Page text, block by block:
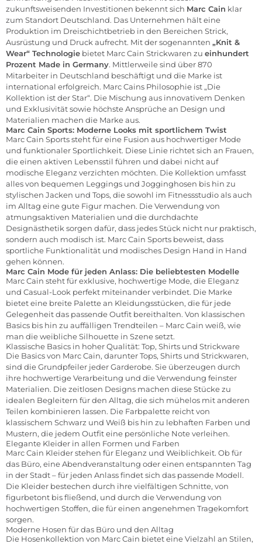
zukunftsweisenden Investitionen bekennt sich Marc Cain klar
zum Standort Deutschland. Das Unternehmen hält eine
Produktion im Dreischichtbetrieb in den Bereichen Strick,
Ausrüstung und Druck aufrecht. Mit der sogenannten „Knit &
Wear“ Technologie bietet Marc Cain Strickwaren zu einhundert
Prozent Made in Germany. Mittlerweile sind über 870
Mitarbeiter in Deutschland beschäftigt und die Marke ist
international erfolgreich. Marc Cains Philosophie ist „Die
Kollektion ist der Star“. Die Mischung aus innovativem Denken
und Exklusivität sowie höchste Ansprüche an Design und
Materialien machen die Marke aus.
Marc Cain Sports: Moderne Looks mit sportlichem Twist
Marc Cain Sports steht für eine Fusion aus hochwertiger Mode
und funktionaler Sportlichkeit. Diese Linie richtet sich an Frauen,
die einen aktiven Lebensstil führen und dabei nicht auf
modische Eleganz verzichten möchten. Die Kollektion umfasst
alles von bequemen Leggings und Jogginghosen bis hin zu
stylischen Jacken und Tops, die sowohl im Fitnessstudio als auch
im Alltag eine gute Figur machen. Die Verwendung von
atmungsaktiven Materialien und die durchdachte
Designästhetik sorgen dafür, dass jedes Stück nicht nur praktisch,
sondern auch modisch ist. Marc Cain Sports beweist, dass
sportliche Funktionalität und modisches Design Hand in Hand
gehen können.
Marc Cain Mode für jeden Anlass: Die beliebtesten Modelle
Marc Cain steht für exklusive, hochwertige Mode, die Eleganz
und Casual-Look perfekt miteinander verbindet. Die Marke
bietet eine breite Palette an Kleidungsstücken, die für jede
Gelegenheit das passende Outfit bereithalten. Von klassischen
Basics bis hin zu auffälligen Trendteilen – Marc Cain weiß, wie
man die weibliche Silhouette in Szene setzt.
Klassische Basics in hoher Qualität: Top, Shirts und Strickware
Die Basics von Marc Cain, darunterTops, Shirts und Strickwaren,
sind die Grundpfeiler jeder Garderobe. Sie überzeugen durch
ihre hochwertige Verarbeitung und die Verwendung feinster
Materialien. Die zeitlosen Designs machen diese Stücke zu
idealen Begleitern für den Alltag, die sich mühelos mit anderen
Teilen kombinieren lassen. Die Farbpalette reicht von
klassischem Schwarz und Weiß bis hin zu lebhaften Farben und
Mustern, die jedem Outfit eine persönliche Note verleihen.
Elegante Kleider in allen Formen und Farben
Marc Cain Kleiderstehen für Eleganz und Weiblichkeit. Ob für
das Büro, eine Abendveranstaltung oder einen entspannten Tag
in der Stadt – für jeden Anlass findet sich das passende Modell.
Die Kleider bestechen durch ihre vielfältigen Schnitte, von
figurbetont bis fließend, und durch die Verwendung von
hochwertigen Stoffen, die für einen angenehmen Tragekomfort
sorgen.
Moderne Hosen für das Büro und den Alltag
Die Hosenkollektion von Marc Cain bietet eine Vielzahl an Stilen,